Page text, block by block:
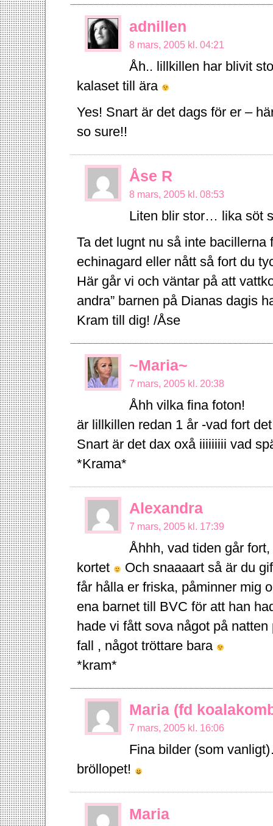
adnillen
8 mars, 2005 kl. 04:21
Åh.. lillkillen har blivit
kalaset till ära
Yes! Snart är det dags för er –
so sure!!
Åse R
8 mars, 2005 kl. 08:53
Liten blir stor… lika söt
Ta det lugnt nu så inte
echinagard eller nått så fort du
Här går vi och väntar på att
andra” barnen på Dianas dagis
Kram till dig! /Åse
~Maria~
7 mars, 2005 kl. 20:38
Åhh vilka fina foton!
är lillkillen redan 1 år -vad fort
Snart är det dax oxå iiiiiiiii vad
*Krama*
Alexandra
7 mars, 2005 kl. 17:39
Åhhh, vad tiden går
kortet
Och snaaaart så är du
får hålla er friska, påminner mig
ena barnet till BVC för att han
hade vi fått sova något på
fall , något tröttare bara
*kram*
Maria (fd
7 mars, 2005 kl. 16:06
Fina bilder (som
bröllopet!
Maria